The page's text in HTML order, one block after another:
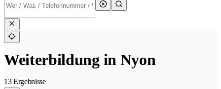
Weiterbildung in Nyon
13 Ergebnisse